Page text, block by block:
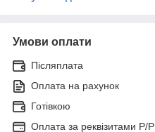
Умови оплати
Післяплата
Оплата на рахунок
Готівкою
Оплата за реквізитами P/Р